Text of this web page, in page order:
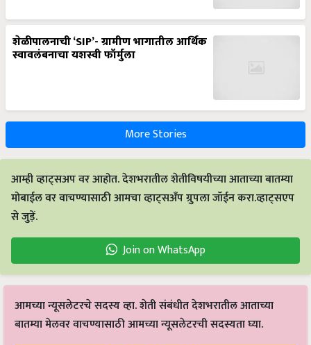
शेळीपालनाची ‘SIP’- ग्रामीण भागातील आर्थिक
स्वावलंबनाचा यशस्वी फॉर्मुला
More Stories
आम्ही व्हाट्सअप वर आहोत. देशभरातील शेतीविषयीच्या आताच्या बातम्या
मोबाईल वर वाचण्यासाठी आमचा व्हाट्सअँप ग्रुपला जॉईन करा.व्हाट्सएप
से जुड़ें.
Join on WhatsApp
आमच्या न्यूसलेटरचे सदस्य व्हा. शेती संबंधीत देशभरातील आताच्या
बातम्या मेलवर वाचण्यासाठी आमच्या न्यूसलेटरची सदस्यता घ्या.